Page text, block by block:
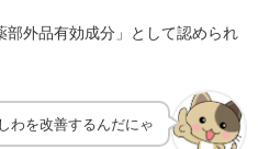
部外品有効成分」として認められ
わを改善するんだにゃ